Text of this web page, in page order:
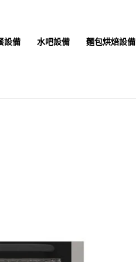
設備 水吧設備
麵包烘焙設備